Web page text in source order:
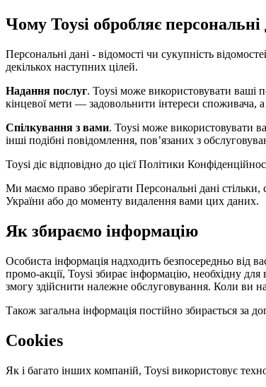
Чому Toysi обробляє персональні
Персональні дані - відомості чи сукупність
декількох наступних цілей.
Надання послуг. Toysi може використовувати ваші
кінцевої мети — задовольнити інтереси споживача,
Спілкування з вами. Toysi може використовувати
інші подібні повідомлення, пов’язаних з
Toysi діє відповідно до цієї Політики
Ми маємо право зберігати Персональні дані стільки,
України або до моменту видалення вами цих даних.
Як збираємо інформацію
Особиста інформація надходить безпосередньо від
промо-акції, Toysi збирає інформацію, необхідну
змогу здійснити належне обслуговування. Коли ви
Також загальна інформація постійно збирається за
Cookies
Як і багато інших компаній, Toysi використовує